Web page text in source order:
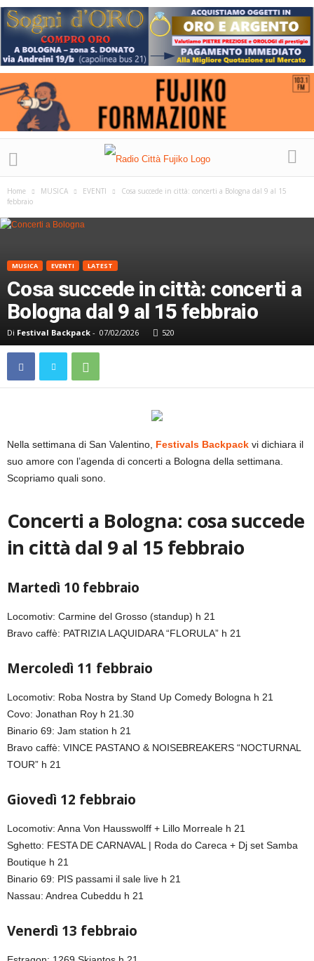
Home MUSICA EVENTI
Cosa succede in città: concerti a Bologna dal 9 al 15
febbraio
MUSICA EVENTI LATEST
Cosa succede in città: concerti a
Bologna dal 9 al 15 febbraio
Di Festival Backpack - 07/02/2026 520
Nella settimana di San Valentino, Festivals Backpack vi dichiara il
suo amore con l’agenda di concerti a Bologna della settimana.
Scopriamo quali sono.
Concerti a Bologna: cosa succede
in città dal 9 al 15 febbraio
Martedì 10 febbraio
Locomotiv: Carmine del Grosso (standup) h 21
Bravo caffè: PATRIZIA LAQUIDARA “FLORULA” h 21
Mercoledì 11 febbraio
Locomotiv: Roba Nostra by Stand Up Comedy Bologna h 21
Covo: Jonathan Roy h 21.30
Binario 69: Jam station h 21
Bravo caffè: VINCE PASTANO & NOISEBREAKERS “NOCTURNAL
TOUR” h 21
Giovedì 12 febbraio
Locomotiv: Anna Von Hausswolff + Lillo Morreale h 21
Sghetto: FESTA DE CARNAVAL | Roda do Careca + Dj set Samba
Boutique h 21
Binario 69: PIS passami il sale live h 21
Nassau: Andrea Cubeddu h 21
Venerdì 13 febbraio